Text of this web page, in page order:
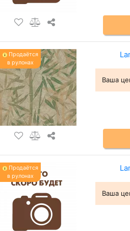
Продаётся
в рулонах
Ваша
Продаётся
в рулонах
Ваша